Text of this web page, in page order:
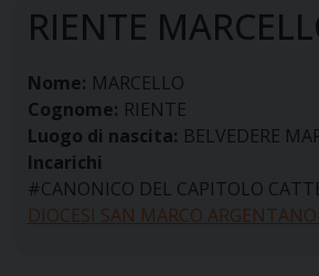
RIENTE
Nome: MARCELLO
Cognome: RIENTE
Luogo di nascita: BELVEDERE
Incarichi
#CANONICO DEL CAPITOLO
DIOCESI SAN MARCO